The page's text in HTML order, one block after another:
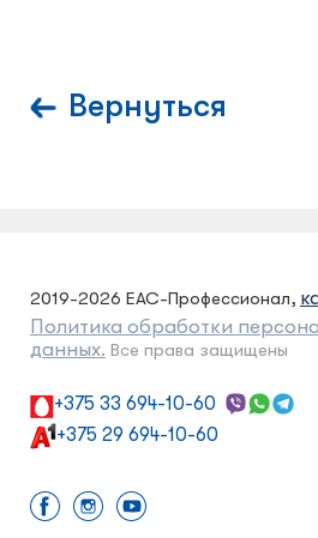
Вернуться
2019-2026 ЕАС-Профессионал,
Политика обработки
данных. Все права защищены
+375 33 694-10-60
+375 29 694-10-60